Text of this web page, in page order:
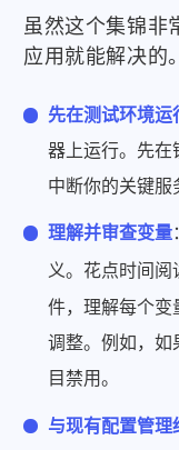
虽然这个集锦非
应用就能解决的
先在测试环境运
器上运行。先在
中断你的关键服
理解并审查变量
义。花点时间阅
件，理解每个变
调整。例如，如
目禁用。
与现有配置管理